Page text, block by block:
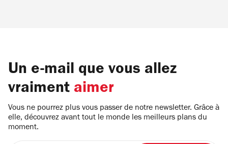
Un e-mail que vous allez
vraiment aimer
Vous ne pourrez plus vous passer de notre newsletter. Grâce à
elle, découvrez avant tout le monde les meilleurs plans du
moment.